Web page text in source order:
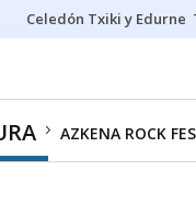
Celedón Txiki y Edurne
AZKENA ROCK